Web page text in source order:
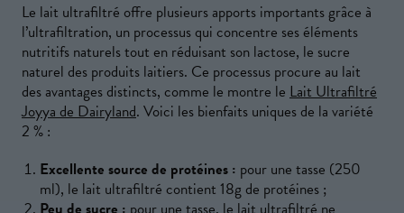
Le lait ultrafiltré offre plusieurs apports importants grâce à
l’ultrafiltration, un processus qui concentre ses éléments
nutritifs naturels tout en réduisant son lactose, le sucre
naturel des produits laitiers. Ce processus procure au lait
des avantages distincts, comme le montre le Lait Ultrafiltré
Joyya de Dairyland. Voici les bienfaits uniques de la variété
2 % :
Excellente source de protéines : pour une tasse (250
ml), le lait ultrafiltré contient 18g de protéines ;